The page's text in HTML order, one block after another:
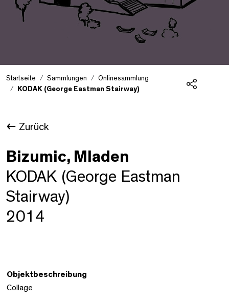
Startseite Sammlungen
Onlinesammlung
KODAK (George Eastman Stairway)
Zurück
Bizumic, Mladen
KODAK (George Eastman
Stairway)
2014
Objektbeschreibung
Collage